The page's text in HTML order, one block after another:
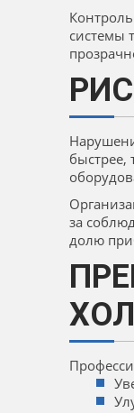
системы
быстрее,
за
долю